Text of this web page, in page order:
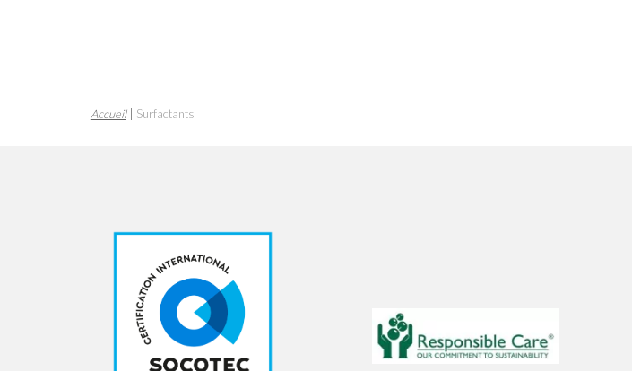
Accueil| Surfactants